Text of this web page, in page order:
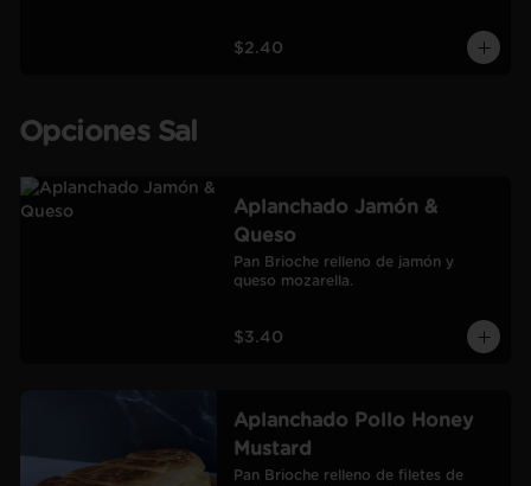
$2.40
Opciones Sal
Aplanchado Jamón &
Queso
Pan Brioche relleno de jamón y
queso mozarella.
$3.40
Aplanchado Pollo Honey
Mustard
Pan Brioche relleno de filetes de